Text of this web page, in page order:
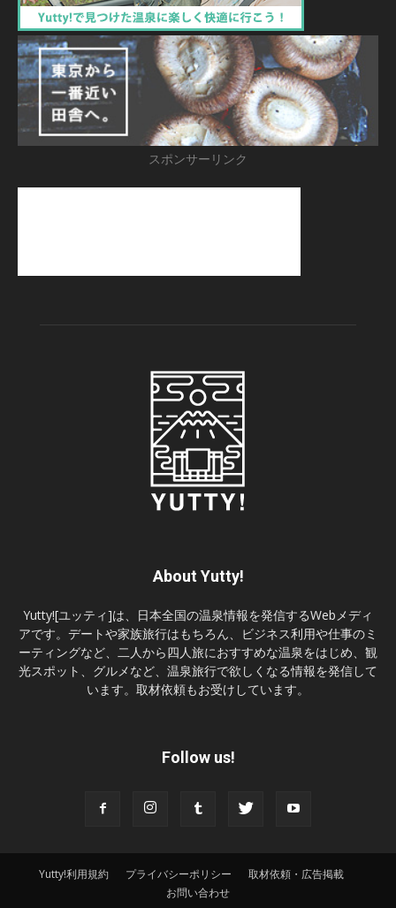
スポンサーリンク
About Yutty!
Yutty![ユッティ]は、日本全国の温泉情報を発信するWebメディ
アです。デートや家族旅行はもちろん、ビジネス利用や仕事のミ
ーティングなど、二人から四人旅におすすめな温泉をはじめ、観
光スポット、グルメなど、温泉旅行で欲しくなる情報を発信して
います。取材依頼もお受けしています。
Follow us!
Yutty!利用規約 プライバシーポリシー
取材依頼・広告掲載
お問い合わせ